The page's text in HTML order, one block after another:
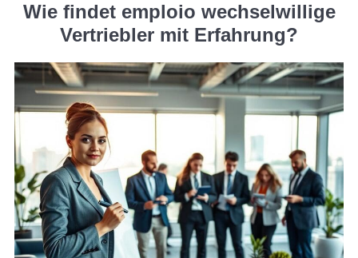
Wie findet emploio wechselwillige
Vertriebler mit Erfahrung?